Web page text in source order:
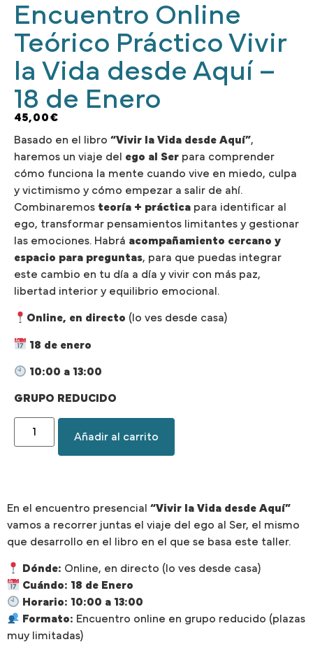
Encuentro Online
Teórico Práctico Vivir
la Vida desde Aquí –
18 de Enero
45,00€
Basado en el libro “Vivir la Vida desde Aquí”,
haremos un viaje del ego al Ser para comprender
cómo funciona la mente cuando vive en miedo, culpa
y victimismo y cómo empezar a salir de ahí.
Combinaremos teoría + práctica para identificar al
ego, transformar pensamientos limitantes y gestionar
las emociones. Habrá acompañamiento cercano y
espacio para preguntas, para que puedas integrar
este cambio en tu día a día y vivir con más paz,
libertad interior y equilibrio emocional.
Online, en directo (lo ves desde casa)
18 de enero
10:00 a 13:00
GRUPO REDUCIDO
Añadir al carrito
En el encuentro presencial “Vivir la Vida desde Aquí”
vamos a recorrer juntas el viaje del ego al Ser, el mismo
que desarrollo en el libro en el que se basa este taller.
Dónde: Online, en directo (lo ves desde casa)
Cuándo: 18 de Enero
Horario: 10:00 a 13:00
Formato: Encuentro online en grupo reducido (plazas
muy limitadas)